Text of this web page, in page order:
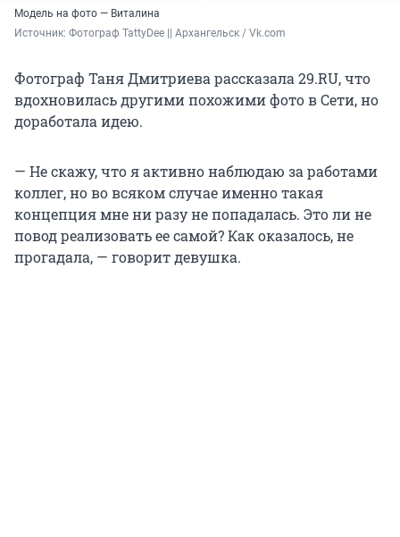
Модель на фото — Виталина
Источник: Фотограф TattyDee || Архангельск / Vk.com
Фотограф Таня Дмитриева рассказала 29.RU, что
вдохновилась другими похожими фото в Сети, но
доработала идею.
— Не скажу, что я активно наблюдаю за работами
коллег, но во всяком случае именно такая
концепция мне ни разу не попадалась. Это ли не
повод реализовать ее самой? Как оказалось, не
прогадала, — говорит девушка.